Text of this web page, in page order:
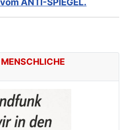
ANTI-SPIEGEL.